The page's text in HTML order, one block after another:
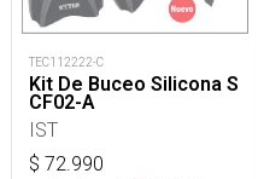
TEC112222-C
Kit De Buceo Silicona S
CF02-A
IST
$ 72.990